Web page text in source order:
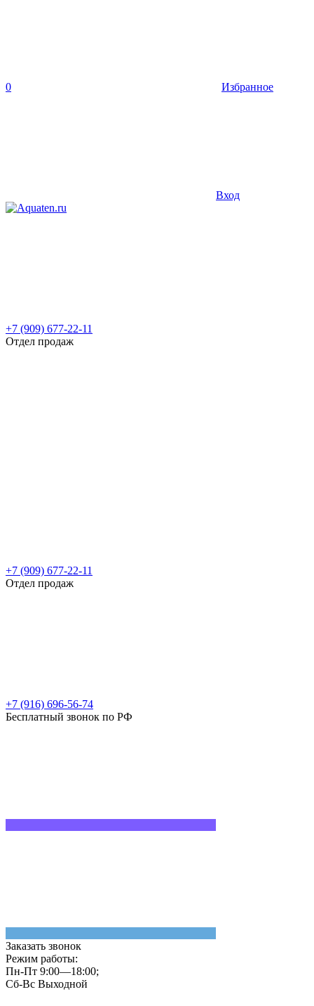
0 Избранное
Вход
+7 (909) 677-22-11
Отдел продаж
+7 (909) 677-22-11
Отдел продаж
+7 (916) 696-56-74
Бесплатный звонок по РФ
Заказать звонок
Режим работы:
Пн-Пт 9:00—18:00;
Сб-Вс Выходной